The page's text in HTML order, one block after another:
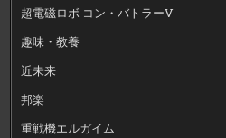
超電磁ロボ コン・バトラーV
趣味・教養
近未来
邦楽
重戦機エルガイム